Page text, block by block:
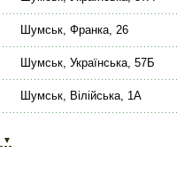
Шумськ, Франка, 26
Шумськ, Українська, 57Б
Шумськ, Вілійська, 1А
▼